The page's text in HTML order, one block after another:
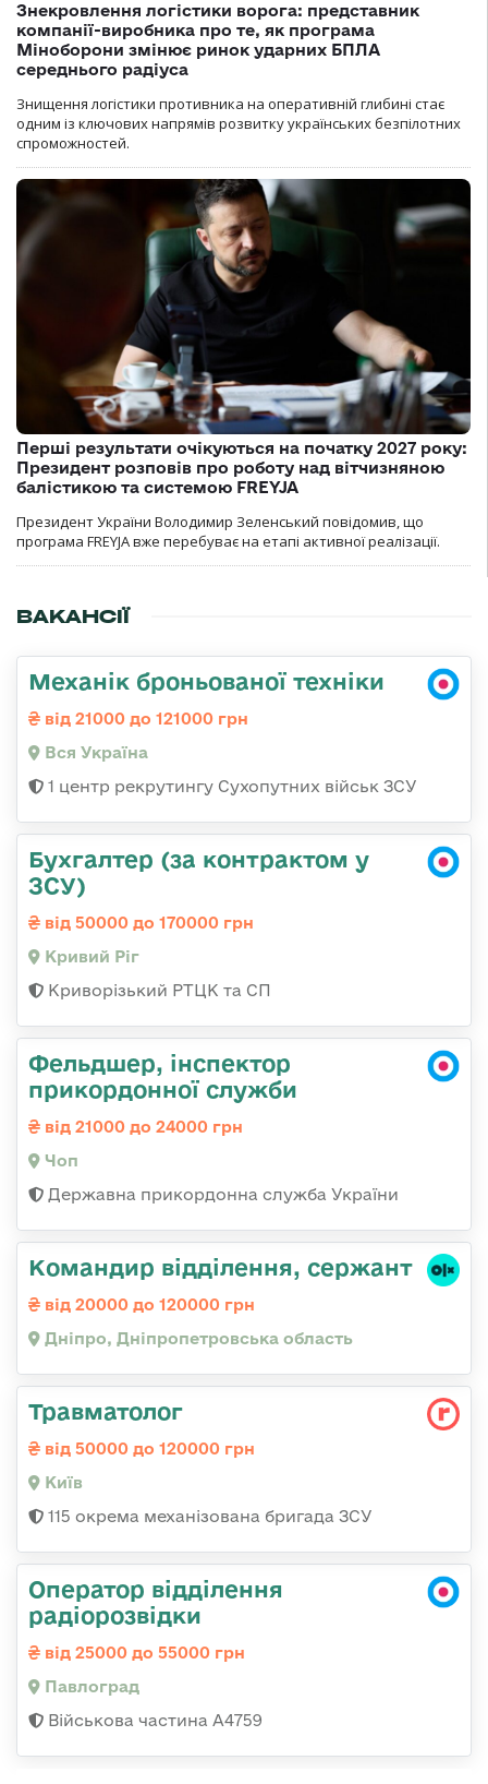
Знекровлення логістики ворога: представник
компанії-виробника про те, як програма
Міноборони змінює ринок ударних БПЛА
середнього радіуса
Знищення логістики противника на оперативній глибині стає
одним із ключових напрямів розвитку українських безпілотних
спроможностей.
Перші результати очікуються на початку 2027 року:
Президент розповів про роботу над вітчизняною
балістикою та системою FREYJA
Президент України Володимир Зеленський повідомив, що
програма FREYJA вже перебуває на етапі активної реалізації.
ВАКАНСІЇ
Механік броньованої техніки
від 21000 до 121000 грн
Вся Україна
1 центр рекрутингу Сухопутних військ ЗСУ
Бухгалтер (за контрактом у
ЗСУ)
від 50000 до 170000 грн
Кривий Ріг
Криворізький РТЦК та СП
Фельдшер, інспектор
прикордонної служби
від 21000 до 24000 грн
Чоп
Державна прикордонна служба України
Командир відділення, сержант
від 20000 до 120000 грн
Дніпро, Дніпропетровська область
Травматолог
від 50000 до 120000 грн
Київ
115 окрема механізована бригада ЗСУ
Оператор відділення
радіорозвідки
від 25000 до 55000 грн
Павлоград
Військова частина А4759